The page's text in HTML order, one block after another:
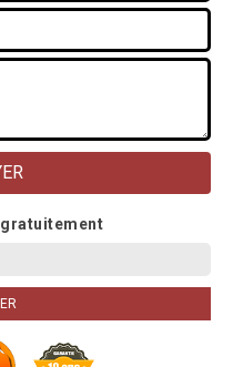
gratuitement